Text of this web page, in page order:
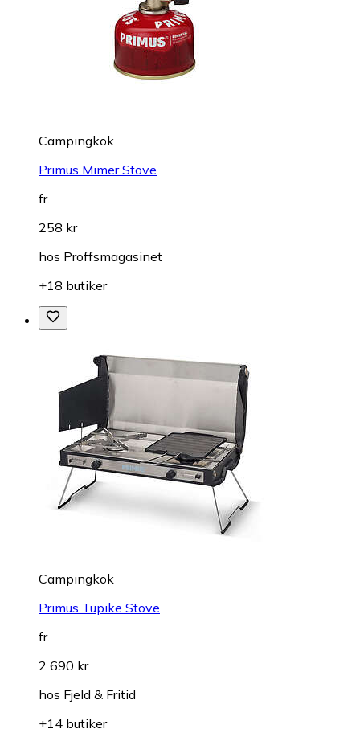
Campingkök
Primus Mimer Stove
fr.
258 kr
hos Proffsmagasinet
+18 butiker
Campingkök
Primus Tupike Stove
fr.
2 690 kr
hos Fjeld & Fritid
+14 butiker